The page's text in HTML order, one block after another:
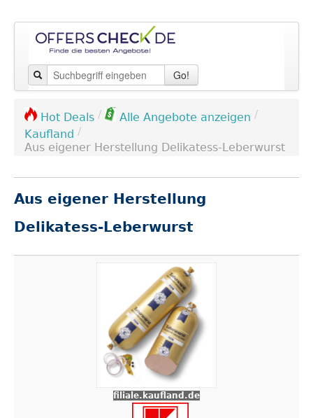
Go!
Hot Deals / Alle Angebote anzeigen /
Kaufland /
Aus eigener Herstellung Delikatess-Leberwurst
Aus eigener Herstellung
Delikatess-Leberwurst
filiale.kaufland.de